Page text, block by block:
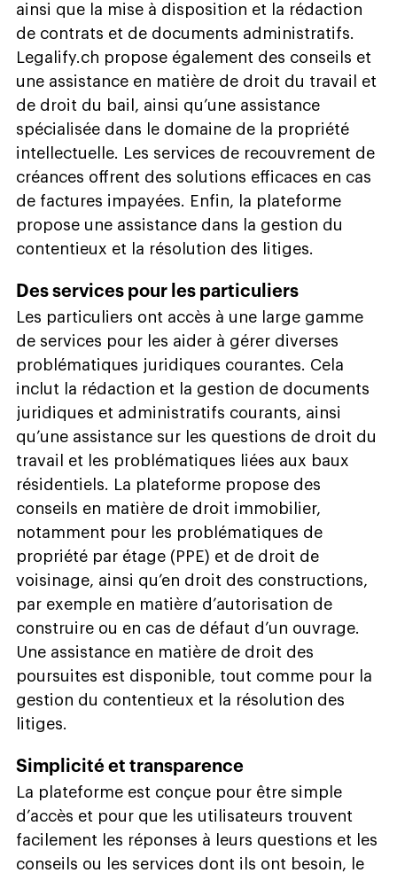
ainsi que la mise à disposition et la rédaction
de contrats et de documents administratifs.
Legalify.ch propose également des conseils et
une assistance en matière de droit du travail et
de droit du bail, ainsi qu’une assistance
spécialisée dans le domaine de la propriété
intellectuelle. Les services de recouvrement de
créances offrent des solutions efficaces en cas
de factures impayées. Enfin, la plateforme
propose une assistance dans la gestion du
contentieux et la résolution des litiges.
Des services pour les particuliers
Les particuliers ont accès à une large gamme
de services pour les aider à gérer diverses
problématiques juridiques courantes. Cela
inclut la rédaction et la gestion de documents
juridiques et administratifs courants, ainsi
qu’une assistance sur les questions de droit du
travail et les problématiques liées aux baux
résidentiels. La plateforme propose des
conseils en matière de droit immobilier,
notamment pour les problématiques de
propriété par étage (PPE) et de droit de
voisinage, ainsi qu’en droit des constructions,
par exemple en matière d’autorisation de
construire ou en cas de défaut d’un ouvrage.
Une assistance en matière de droit des
poursuites est disponible, tout comme pour la
gestion du contentieux et la résolution des
litiges.
Simplicité et transparence
La plateforme est conçue pour être simple
d’accès et pour que les utilisateurs trouvent
facilement les réponses à leurs questions et les
conseils ou les services dont ils ont besoin, le